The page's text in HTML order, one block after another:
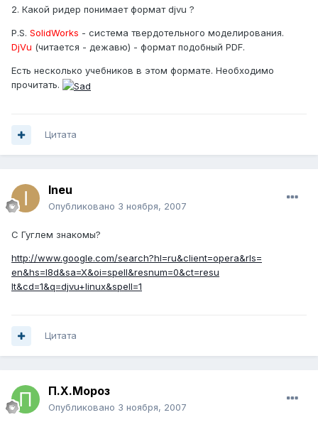
2. Какой ридер понимает формат djvu ?
P.S. SolidWorks - система твердотельного моделирования.
DjVu (читается - дежавю) - формат подобный PDF.
Есть несколько учебников в этом формате. Необходимо
прочитать.
Цитата
Ineu
Опубликовано 3 ноября, 2007
С Гуглем знакомы?
http://www.google.com/search?hl=ru&client=opera&rls=
en&hs=I8d&sa=X&oi=spell&resnum=0&ct=resu
lt&cd=1&q=djvu+linux&spell=1
Цитата
П.Х.Мороз
Опубликовано 3 ноября, 2007